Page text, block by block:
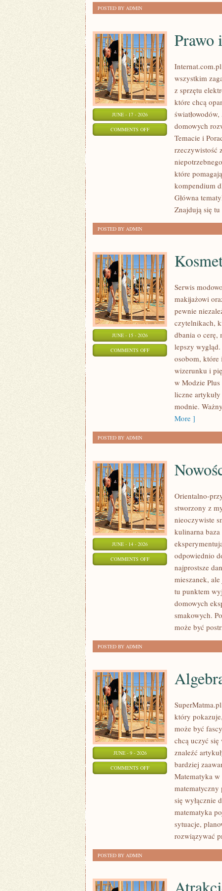
POSTED BY ADMIN
JUNE - 17 - 2026
COMMENTS OFFON
REGULACJE
Prawo
wszystkim
z sprzętu
które chcą
domowych
Temacie i
rzeczywistość
które
kompendium
Główna
Znajdują się
POSTED BY ADMIN
JUNE - 15 - 2026
COMMENTS OFFON
KOSMETYKI
PIELĘGNACJA
Serwis
makijażowi
pewnie
czytelnikach,
dbania o cerę,
lepszy
osobom, które
wizerunku i
w Modzie Plus
liczne
modnie.
More ]
POSTED BY ADMIN
JUNE - 14 - 2026
COMMENTS OFFON
Orientalno-
stworzony z
nieoczywiste
kulinarna
odpowiednio
najprostsze
mieszanek,
tu punktem
domowych
smakowych.
może być
POSTED BY ADMIN
JUNE - 9 - 2026
COMMENTS OFFON
PRAKTYCE
który
może być
chcą uczyć
znaleźć
bardziej
Matematyka
się wyłącznie
matematyka
sytuacje,
rozwiązywać
POSTED BY ADMIN